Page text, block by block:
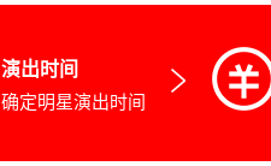
演出时间
确定明星演出时间